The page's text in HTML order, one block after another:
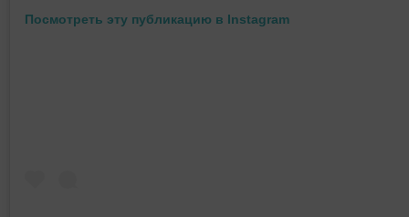
Посмотреть эту публикацию в Instagram